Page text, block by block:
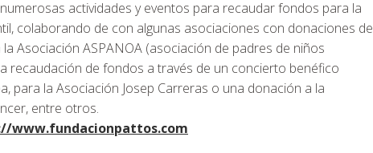
actividades y eventos para recaudar fondos para la
colaborando de con algunas asociaciones con donaciones de
Asociación ASPANOA (asociación de padres de niños
recaudación de fondos a través de un concierto benéfico
para la Asociación Josep Carreras o una donación a la
entre otros.
www.fundacionpattos.com